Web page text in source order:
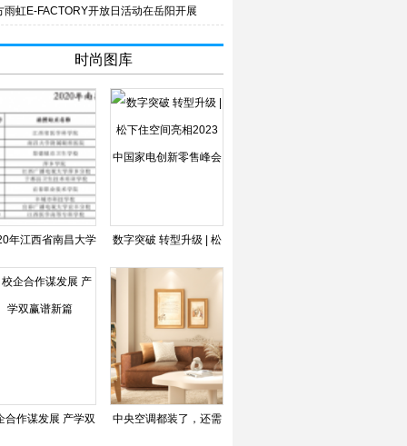
雨虹E-FACTORY开放日活动在岳阳开展
时尚图库
年江西省南昌大学
类成人高考，考生
数字突破 转型升级 | 松
下住空间亮相2023中
合作谋发展 产学双 中央空调都装了，还需